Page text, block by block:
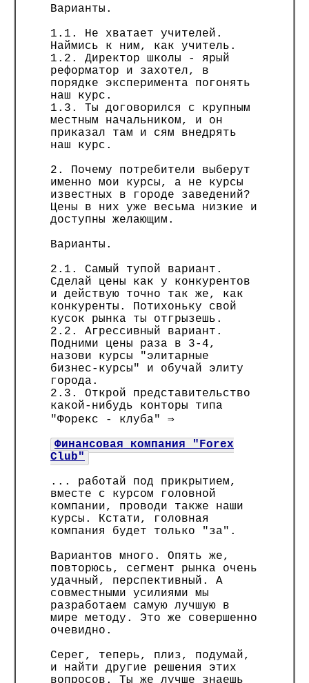
Варианты.
1.1. Не хватает учителей.
Наймись к ним, как учитель.
1.2. Директор школы - ярый
реформатор и захотел, в
порядке эксперимента погонять
наш курс.
1.3. Ты договорился с крупным
местным начальником, и он
приказал там и сям внедрять
наш курс.
2. Почему потребители выберут
именно мои курсы, а не курсы
известных в городе заведений?
Цены в них уже весьма низкие и
доступны желающим.
Варианты.
2.1. Самый тупой вариант.
Сделай цены как у конкурентов
и действую точно так же, как
конкуренты. Потихоньку свой
кусок рынка ты отгрызешь.
2.2. Агрессивный вариант.
Подними цены раза в 3-4,
назови курсы "элитарные
бизнес-курсы" и обучай элиту
города.
2.3. Открой представительство
какой-нибудь конторы типа
"Форекс - клуба" ⇒
Финансовая компания "Forex
Club"
... работай под прикрытием,
вместе с курсом головной
компании, проводи также наши
курсы. Кстати, головная
компания будет только "за".
Вариантов много. Опять же,
повторюсь, сегмент рынка очень
удачный, перспективный. А
совместными усилиями мы
разработаем самую лучшую в
мире методу. Это же совершенно
очевидно.
Серег, теперь, плиз, подумай,
и найти другие решения этих
вопросов. Ты же лучше знаешь